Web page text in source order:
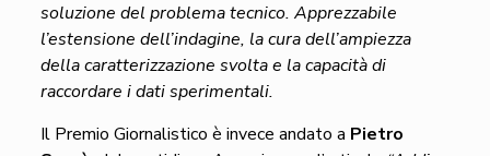
soluzione del problema tecnico. Apprezzabile
l’estensione dell’indagine, la cura dell’ampiezza
della caratterizzazione svolta e la capacità di
raccordare i dati sperimentali.
Il Premio Giornalistico è invece andato a Pietro